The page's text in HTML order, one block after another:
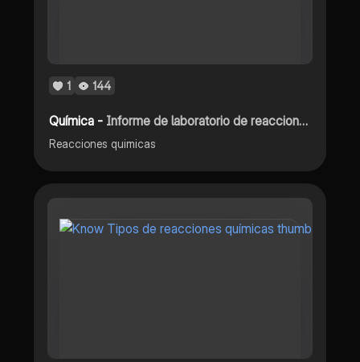
1 144
Química - Informe de laboratorio de reacciones quimicaas
Reacciones quimicas